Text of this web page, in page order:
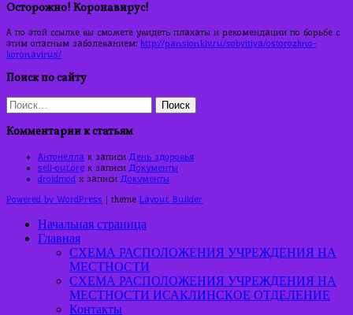
Осторожно! Коронавирус!
А по этой ссылке вы сможете увидеть плакаты и рекомендации по борьбе с
этим опасным заболеванием: http://pansionklv.ru/sobyitiya/ostorozhno-
koronavirus/
Поиск по сайту
Найти:
Комментарии к статьям
Антонелла к записи День здоровья
sell-out.org к записи Документы
droidmod к записи Документы
Powered by WordPress | theme Layout Builder
Начальная страница
Главная
СХЕМА РАСПОЛОЖЕНИЯ УЧРЕЖДЕНИЯ НА
МЕСТНОСТИ
СХЕМА РАСПОЛОЖЕНИЯ УЧРЕЖДЕНИЯ НА
МЕСТНОСТИ ИСАКЛИНСКОЕ ОТДЕЛЕНИЕ
Контакты